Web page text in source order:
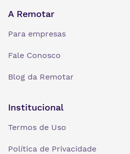
A Remotar
Para empresas
Fale Conosco
Blog da Remotar
Institucional
Termos de Uso
Política de Privacidade